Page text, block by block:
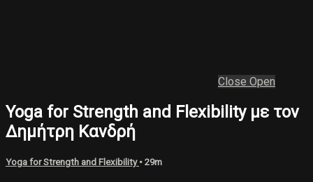
Close Open
Yoga for Strength and Flexibility με τον
Δημήτρη Κανδρή
Yoga for Strength and Flexibility • 29m